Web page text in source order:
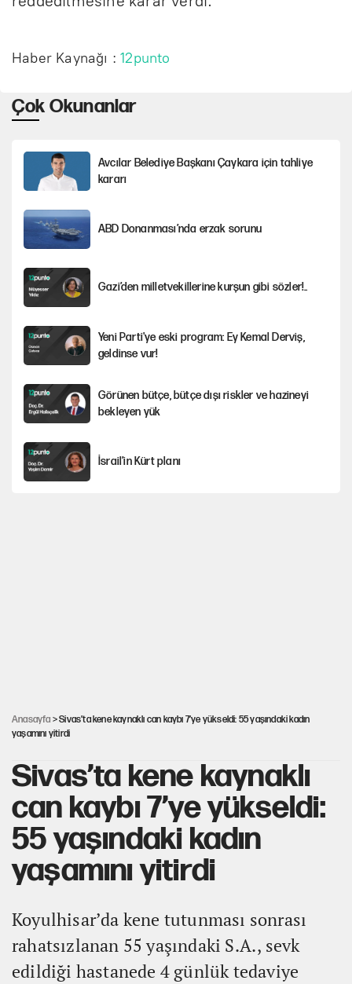
Haber Kaynağı :12punto
Çok Okunanlar
Avcılar Belediye Başkanı Çaykara için tahliye
kararı
ABD Donanması’nda erzak sorunu
Gazi’den milletvekillerine kurşun gibi sözler!..
Yeni Parti'ye eski program: Ey Kemal Derviş,
geldinse vur!
Görünen bütçe, bütçe dışı riskler ve hazineyi
bekleyen yük
İsrail’in Kürt planı
Anasayfa > Sivas’ta kene kaynaklı can kaybı 7’ye yükseldi: 55 yaşındaki kadın
yaşamını yitirdi
Sivas’ta kene kaynaklı
can kaybı 7’ye yükseldi:
55 yaşındaki kadın
yaşamını yitirdi
Koyulhisar’da kene tutunması sonrası
rahatsızlanan 55 yaşındaki S.A., sevk
edildiği hastanede 4 günlük tedaviye